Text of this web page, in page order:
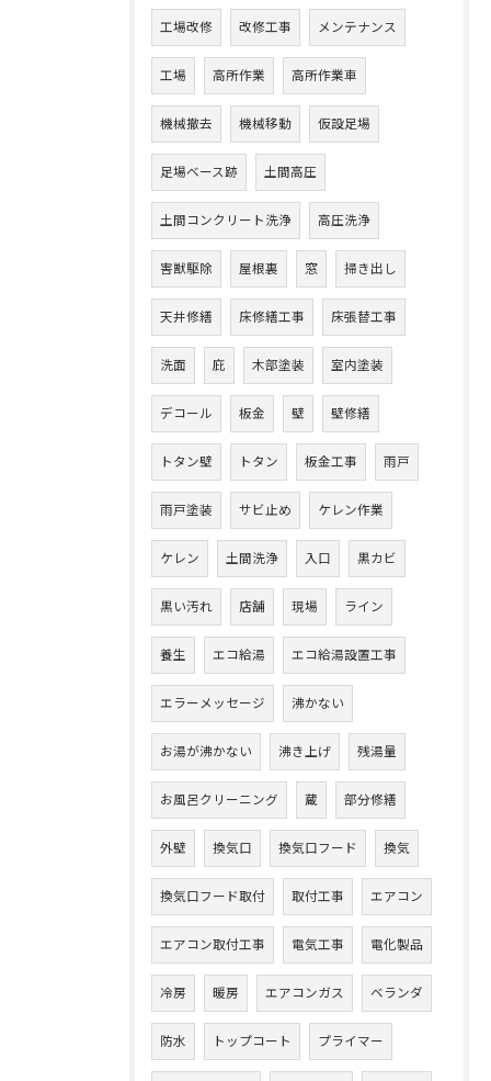
工場改修 改修工事 メンテナンス
工場 高所作業 高所作業車
機械撤去 機械移動 仮設足場
足場ベース跡 土間高圧
土間コンクリート洗浄 高圧洗浄
害獣駆除 屋根裏 窓 掃き出し
天井修繕 床修繕工事 床張替工事
洗面 庇 木部塗装 室内塗装
デコール 板金 壁 壁修繕
トタン壁 トタン 板金工事 雨戸
雨戸塗装 サビ止め ケレン作業
ケレン 土間洗浄 入口 黒カビ
黒い汚れ 店舗 現場 ライン
養生 エコ給湯 エコ給湯設置工事
エラーメッセージ 沸かない
お湯が沸かない 沸き上げ 残湯量
お風呂クリーニング 蔵 部分修繕
外壁 換気口 換気口フード 換気
換気口フード取付 取付工事 エアコン
エアコン取付工事 電気工事 電化製品
冷房 暖房 エアコンガス ベランダ
防水 トップコート プライマー